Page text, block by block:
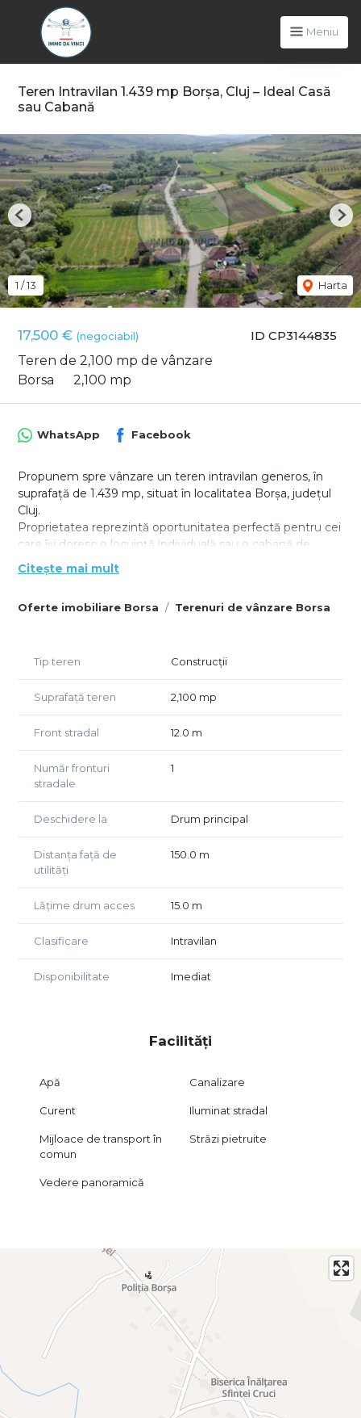
Meniu
Teren Intravilan 1.439 mp Borșa, Cluj – Ideal Casă
sau Cabană
ID CP3144835
17,500 € (negociabil)
Teren de 2,100 mp de vânzare
Borsa
2,100 mp
1 /13 Harta
Previous
Oferte imobiliare Borsa Terenuri de vânzare Borsa
WhatsApp Facebook
Propunem spre vânzare un teren intravilan generos, în
suprafață de 1.439 mp, situat în localitatea Borșa, județul
Cluj.
Proprietatea reprezintă oportunitatea perfectă pentru cei
care își doresc o locuință individuală sau o cabană de
weekend într-o zonă liniștită, dar accesibilă.
Suprafață: 1.439 mp (intravilan)
Avantaje și facilități:
drumul asfaltat.
curent, apă, canalizare și fibră optică.
construcția unei case unifamiliale sau a unei unități de
vacanță.Bucurați-vă de aer curat și intimitate, rămânând în
Pentru mai multe detalii sau pentru a programa o
vizionare, nu ezitați să ne contactați!
Citește mai mult
Tip teren Construcții
Suprafață teren 2,100 mp
Front stradal 12.0 m
Număr fronturi
stradale
1
Deschidere la Drum principal
Distanța față de
utilități
150.0 m
Lățime drum acces 15.0 m
Clasificare Intravilan
Disponibilitate Imediat
Facilități
Apă Canalizare
Curent Iluminat stradal
Mijloace de transport în
comun
Străzi pietruite
Vedere panoramică